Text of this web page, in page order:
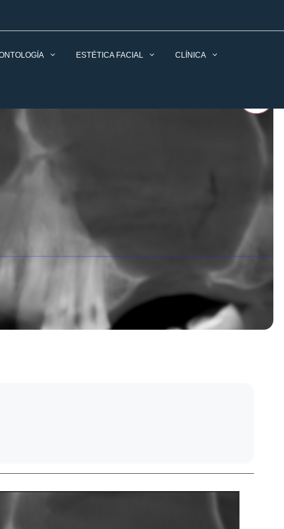
ESTÉTICA FACIAL CLÍNICA